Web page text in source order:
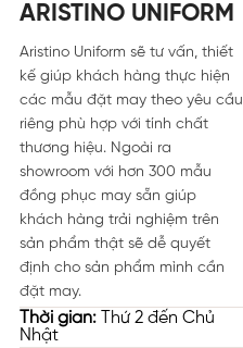
ARISTINO UNIFORM
Aristino Uniform sẽ tư vấn, thiết
kế giúp khách hàng thực hiện
các mẫu đặt may theo yêu cầu
riêng phù hợp với tính chất
thương hiệu. Ngoài ra
showroom với hơn 300 mẫu
đồng phục may sẵn giúp
khách hàng trải nghiệm trên
sản phẩm thật sẽ dễ quyết
định cho sản phẩm mình cần
đặt may.
Thời gian:Thứ 2 đến Chủ
Nhật